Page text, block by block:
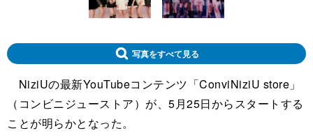
写真をすべて見る
NiziUの最新YouTubeコンテンツ「ConviNiziU store」
（コンビニジューストア）が、5月25日からスタートする
ことが明らかとなった。